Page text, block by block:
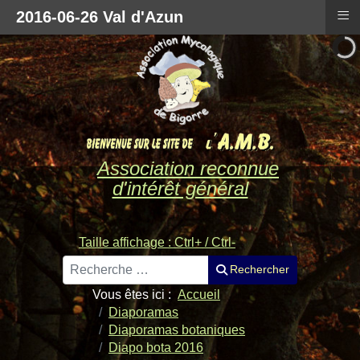
Association reconnue
d'intérêt général
Taille affichage : Ctrl+ / Ctrl-
Rechercher
Rechercher
Vous êtes ici : Accueil
Diaporamas
Diaporamas botaniques
Diapo bota 2016
2016-06-26 Val d'Azun ≡